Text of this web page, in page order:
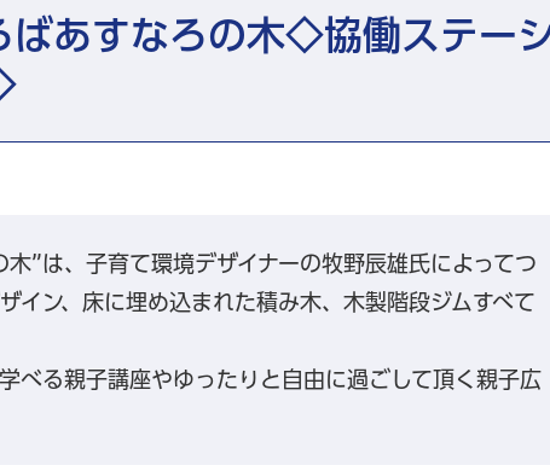
ばあすなろの木◇協働ステー
”は、子育て環境デザイナーの牧野辰雄氏によってつ
イン、床に埋め込まれた積み木、木製階段ジムすべて
べる親子講座やゆったりと自由に過ごして頂く親子広